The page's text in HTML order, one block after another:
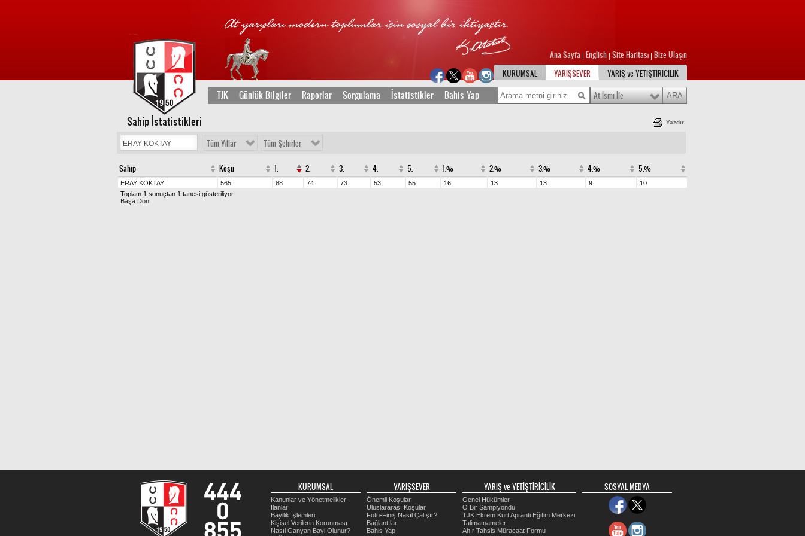
Ana Sayfa English Site Haritası Bize Ulaşın
KURUMSAL
YARIŞSEVER YARIŞ ve YETİŞTİRİCİLİK
TJK Günlük Bilgiler Raporlar Sorgulama İstatistikler Bahis Yap At İsmi İle
Sahip İstatistikleri Yazdır
Tüm Yıllar Tüm Şehirler
Sahip Koşu 1. 2. 3. 4. 5. 1.% 2.% 3.% 4.% 5.%
ERAY KOKTAY 565 88 74 73 53 55 16 13 13 9
10
Toplam 1 sonuçtan 1 tanesi gösteriliyor
Başa Dön
KURUMSAL
Kanunlar ve Yönetmelikler
İlanlar
Bayilik İşlemleri
Kişisel Verilerin Korunması
Nasıl Ganyan Bayi Olunur?
YARIŞSEVER
Önemli Koşular
Uluslararası Koşular
Foto-Finiş Nasıl Çalışır?
Bağlantılar
Bahis Yap
YARIŞ ve YETİŞTİRİCİLİK
Genel Hükümler
O Bir Şampiyondu
TJK Ekrem Kurt Apranti Eğitim Merkezi
Talimatnameler
Ahır Tahsis Müracaat Formu
SOSYAL MEDYA